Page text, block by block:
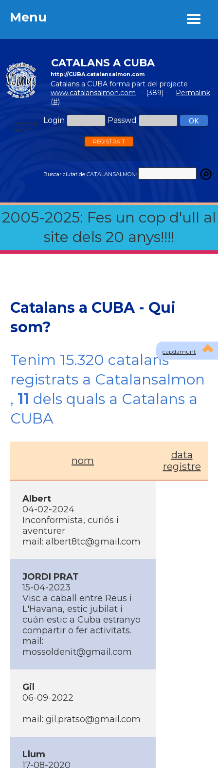
Menu
CATALANS A CUBA
http://CUBA.catalansalmon.com
Catalans a CUBA forma part del projecte
www.catalansalmon.com - (389) - Permalink
(#)
Login Passwd
Password
perdut?
REGISTRA'T
Buscar ciutat de CATALANSALMON:
2005-2025: Fes un cop d'ull al
site dels 20 anys!!!!
Menu
capdamunt
Catalans a CUBA - Qui
som?
Tenim 15.320 catalans
registrats a Catalansalmon
, 11 dels quals a Catalans a
CUBA
nom
data
registre
Albert
04-02-2024
Inconformista, curiós i
aventurer
mail: albert8tc@gmail.com
JORDI PRAT
15-04-2023
Visc a caball entre Reus i
L'Havana, estic jubilat i
cuán estic a Cuba estranyo
compartir o fer activitats.
mail:
mossoldenit@gmail.com
Gil
06-09-2022
mail: gil.pratso@gmail.com
Llum
17-08-2020